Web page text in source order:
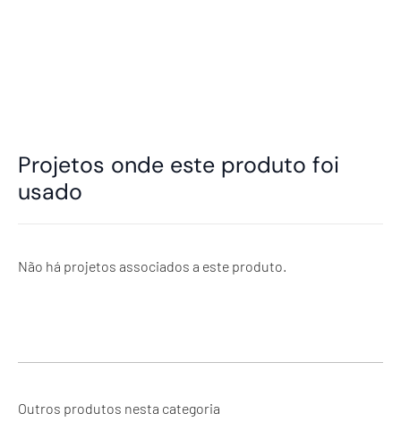
Projetos onde este produto foi
usado
Não há projetos associados a este produto.
Outros produtos nesta categoria